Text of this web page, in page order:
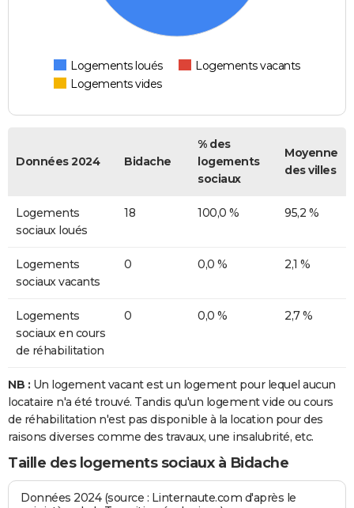
Logements loués
Logements vacants
Logements vides
Données 2024 Bidache
% des
logements
sociaux
Moyenne
des villes
Logements
sociaux loués
18 100,0 % 95,2 %
Logements
sociaux vacants
0 0,0 % 2,1 %
Logements
sociaux en cours
de réhabilitation
0 0,0 % 2,7 %
NB : Un logement vacant est un logement pour lequel aucun
locataire n'a été trouvé. Tandis qu'un logement vide ou cours
de réhabilitation n'est pas disponible à la location pour des
raisons diverses comme des travaux, une insalubrité, etc.
Taille des logements sociaux à Bidache
Données 2024 (source : Linternaute.com d'après le